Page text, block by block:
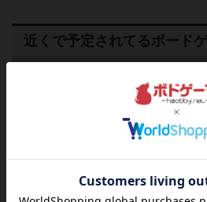
近くで予定されてるボード
08月 06日 木曜
18:00～23:00
東京都 秋葉原 誰で